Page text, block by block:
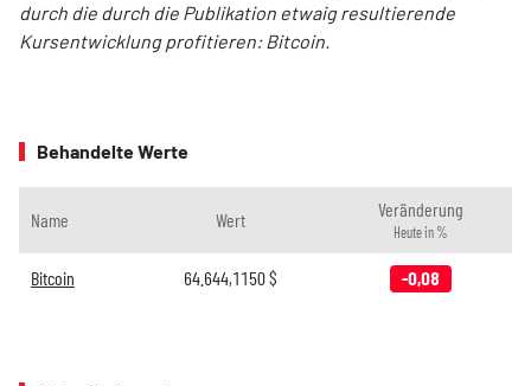
durch die durch die Publikation etwaig resultierende
Kursentwicklung profitieren: Bitcoin.
Behandelte Werte
Name Wert Veränderung
Heute in %
Bitcoin 64.644,1150$ -0,08